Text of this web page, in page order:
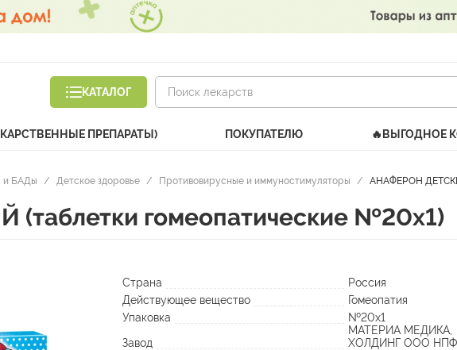
КАТАЛОГ
ПРЕПАРАТЫ) ПОКУПАТЕЛЮ 🔥ВЫГОДНОЕ
и БАДы / Детское здоровье / Противовирусные и иммуностимуляторы / АНАФЕРОН
гомеопатические №20х1)
Страна
Россия
Действующее вещество
Гомеопатия
Упаковка
№20х1
Завод
МАТЕРИА МЕДИКА,
ХОЛДИНГ ООО НПФ